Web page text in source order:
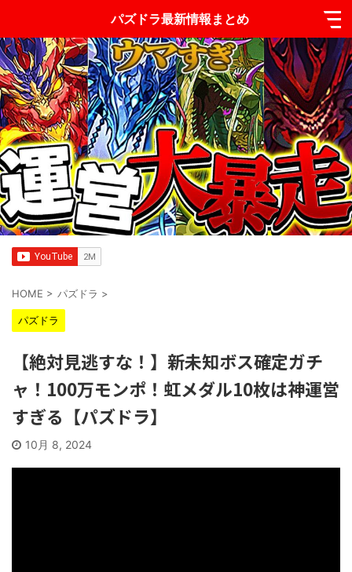
パズドラ最新情報まとめ
HOME > パズドラ >
パズドラ
【絶対見逃すな！】新未知ボス確定ガチ
ャ！100万モンポ！虹メダル10枚は神運営
すぎる【パズドラ】
10月 8, 2024